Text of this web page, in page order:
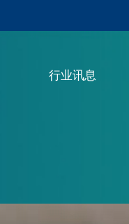
行业讯息